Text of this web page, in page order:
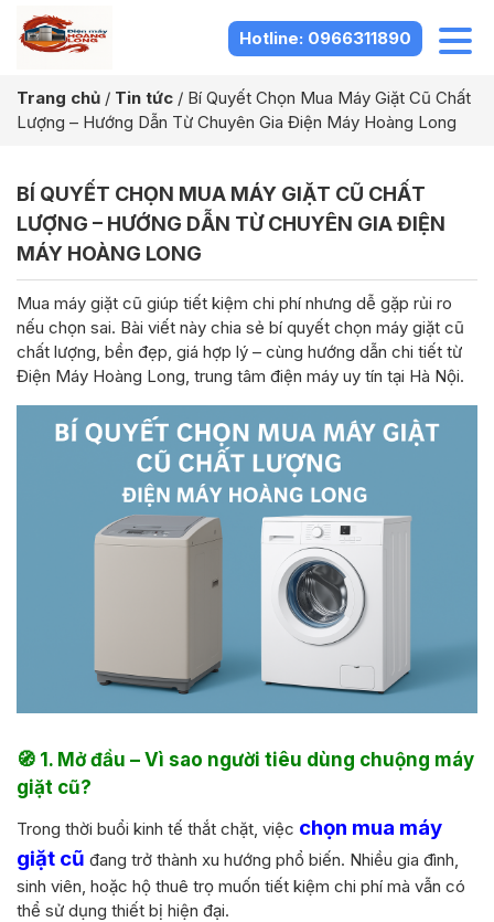
Hotline: 0966311890
Trang chủ / Tin tức / Bí Quyết Chọn Mua Máy Giặt Cũ Chất
Lượng – Hướng Dẫn Từ Chuyên Gia Điện Máy Hoàng Long
BÍ QUYẾT CHỌN MUA MÁY GIẶT CŨ CHẤT
LƯỢNG – HƯỚNG DẪN TỪ CHUYÊN GIA ĐIỆN
MÁY HOÀNG LONG
Mua máy giặt cũ giúp tiết kiệm chi phí nhưng dễ gặp rủi ro
nếu chọn sai. Bài viết này chia sẻ bí quyết chọn máy giặt cũ
chất lượng, bền đẹp, giá hợp lý – cùng hướng dẫn chi tiết từ
Điện Máy Hoàng Long, trung tâm điện máy uy tín tại Hà Nội.
🧭 1. Mở đầu – Vì sao người tiêu dùng chuộng máy
giặt cũ?
Trong thời buổi kinh tế thắt chặt, việc chọn mua máy
giặt cũ đang trở thành xu hướng phổ biến. Nhiều gia đình,
sinh viên, hoặc hộ thuê trọ muốn tiết kiệm chi phí mà vẫn có
thể sử dụng thiết bị hiện đại.